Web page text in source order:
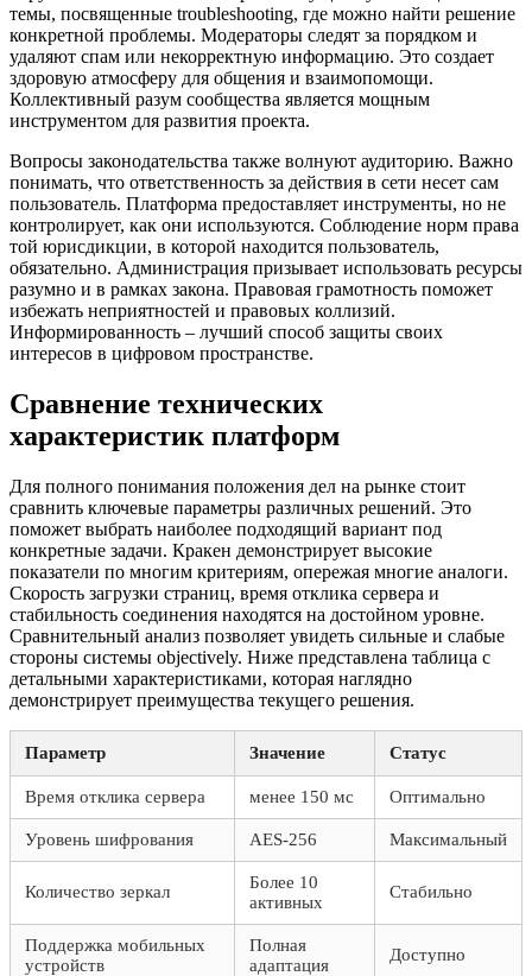
темы, посвященные troubleshooting, где можно найти решение
конкретной проблемы. Модераторы следят за порядком и
удаляют спам или некорректную информацию. Это создает
здоровую атмосферу для общения и взаимопомощи.
Коллективный разум сообщества является мощным
инструментом для развития проекта.
Вопросы законодательства также волнуют аудиторию. Важно
понимать, что ответственность за действия в сети несет сам
пользователь. Платформа предоставляет инструменты, но не
контролирует, как они используются. Соблюдение норм права
той юрисдикции, в которой находится пользователь,
обязательно. Администрация призывает использовать ресурсы
разумно и в рамках закона. Правовая грамотность поможет
избежать неприятностей и правовых коллизий.
Информированность – лучший способ защиты своих
интересов в цифровом пространстве.
Сравнение технических
характеристик платформ
Для полного понимания положения дел на рынке стоит
сравнить ключевые параметры различных решений. Это
поможет выбрать наиболее подходящий вариант под
конкретные задачи. Кракен демонстрирует высокие
показатели по многим критериям, опережая многие аналоги.
Скорость загрузки страниц, время отклика сервера и
стабильность соединения находятся на достойном уровне.
Сравнительный анализ позволяет увидеть сильные и слабые
стороны системы objectively. Ниже представлена таблица с
детальными характеристиками, которая наглядно
демонстрирует преимущества текущего решения.
Параметр Значение Статус
Время отклика сервера менее 150 мс Оптимально
Уровень шифрования AES-256 Максимальный
Количество зеркал
Более 10
активных
Стабильно
Поддержка мобильных
устройств
Полная
адаптация
Доступно